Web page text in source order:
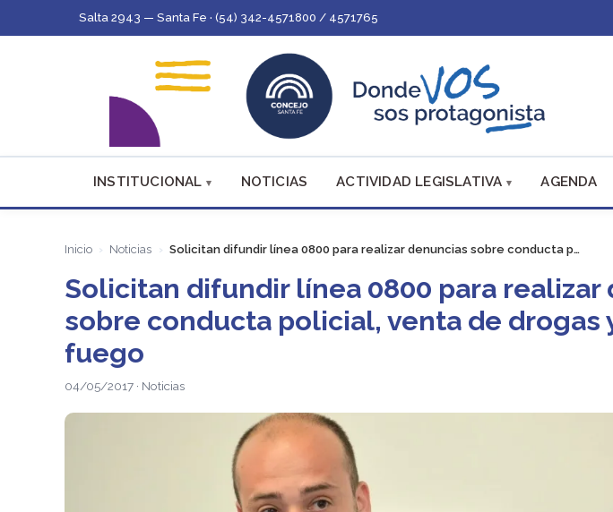
Salta 2943 — Santa Fe · (54) 342-4571800 / 4571765
INSTITUCIONAL NOTICIAS ACTIVIDAD LEGISLATIVA AGENDA
Inicio Noticias Solicitan difundir línea 0800 para realizar denuncias sobre conducta p…
Solicitan difundir línea 0800 para realizar
sobre conducta policial, venta de drogas
fuego
04/05/2017 · Noticias